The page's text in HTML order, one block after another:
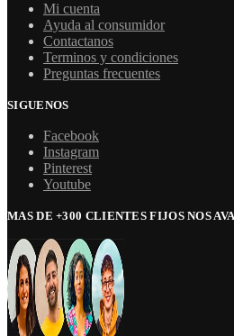
Mi cuenta
Ayuda al consumidor
Contactanos
Terminos y condiciones
Preguntas frecuentes
SIGUENOS
Facebook
Instagram
Pinterest
Youtube
MAS DE +300 CLIENTES FIJOS NOS